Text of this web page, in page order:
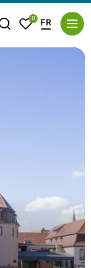
de navigation du
Je recherche
Mes favoris
0 FR